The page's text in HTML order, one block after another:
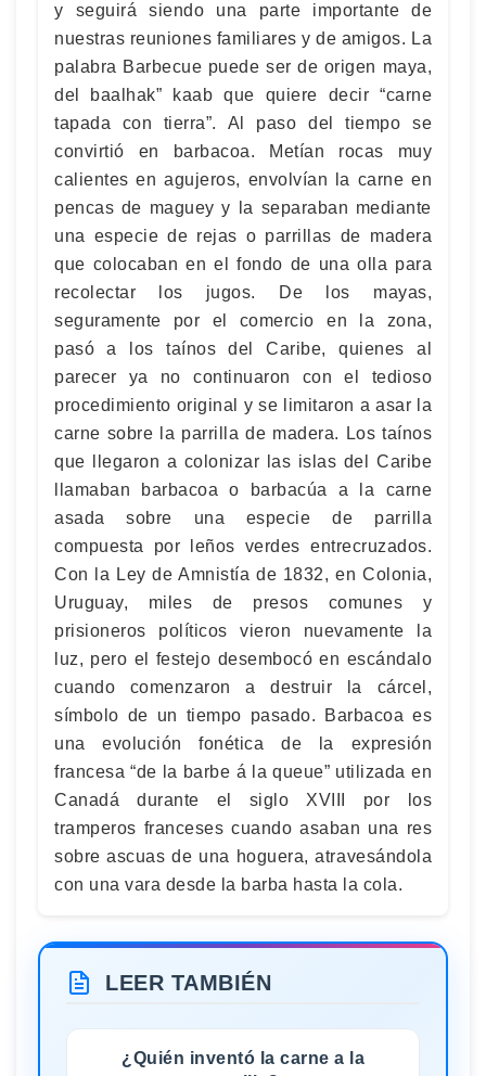
y seguirá siendo una parte importante de
nuestras reuniones familiares y de amigos. La
palabra Barbecue puede ser de origen maya,
del baalhak” kaab que quiere decir “carne
tapada con tierra”. Al paso del tiempo se
convirtió en barbacoa. Metían rocas muy
calientes en agujeros, envolvían la carne en
pencas de maguey y la separaban mediante
una especie de rejas o parrillas de madera
que colocaban en el fondo de una olla para
recolectar los jugos. De los mayas,
seguramente por el comercio en la zona,
pasó a los taínos del Caribe, quienes al
parecer ya no continuaron con el tedioso
procedimiento original y se limitaron a asar la
carne sobre la parrilla de madera. Los taínos
que llegaron a colonizar las islas del Caribe
llamaban barbacoa o barbacúa a la carne
asada sobre una especie de parrilla
compuesta por leños verdes entrecruzados.
Con la Ley de Amnistía de 1832, en Colonia,
Uruguay, miles de presos comunes y
prisioneros políticos vieron nuevamente la
luz, pero el festejo desembocó en escándalo
cuando comenzaron a destruir la cárcel,
símbolo de un tiempo pasado. Barbacoa es
una evolución fonética de la expresión
francesa “de la barbe á la queue” utilizada en
Canadá durante el siglo XVIII por los
tramperos franceses cuando asaban una res
sobre ascuas de una hoguera, atravesándola
con una vara desde la barba hasta la cola.
LEER TAMBIÉN
¿Quién inventó la carne a la